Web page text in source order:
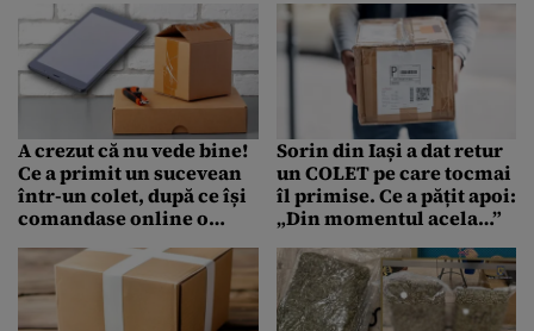
reținuți de Poliție
A crezut că nu vede bine!
Ce a primit un sucevean
într-un colet, după ce își
comandase online o
Sorin din Iași a dat retur
un COLET pe care tocmai
îl primise. Ce a pățit apoi:
„Din momentul acela…”